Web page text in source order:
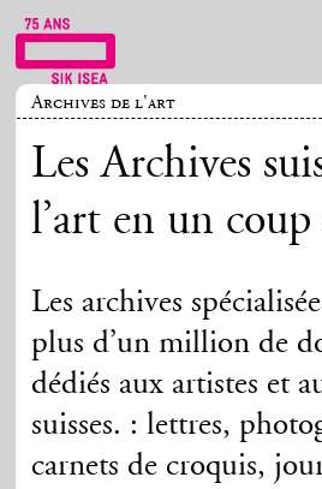
Archives de l'art
Les Archives
l’art en un
Les archives
plus d’un million de
dédiés aux artistes et
suisses. : lettres,
carnets de croquis,